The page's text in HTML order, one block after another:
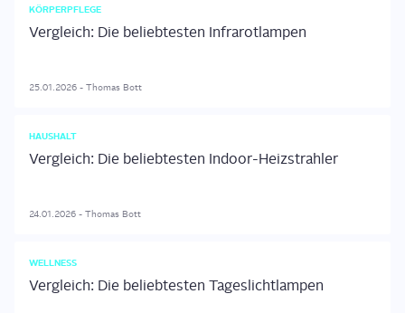
KÖRPERPFLEGE
Vergleich: Die beliebtesten Infrarotlampen
25.01.2026 - Thomas Bott
HAUSHALT
Vergleich: Die beliebtesten Indoor-Heizstrahler
24.01.2026 - Thomas Bott
WELLNESS
Vergleich: Die beliebtesten Tageslichtlampen